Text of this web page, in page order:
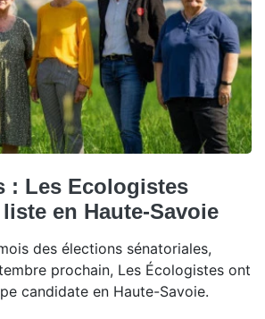
: Les Ecologistes
en Haute-Savoie
des élections sénatoriales,
prochain, Les Écologistes ont
candidate en Haute-Savoie.